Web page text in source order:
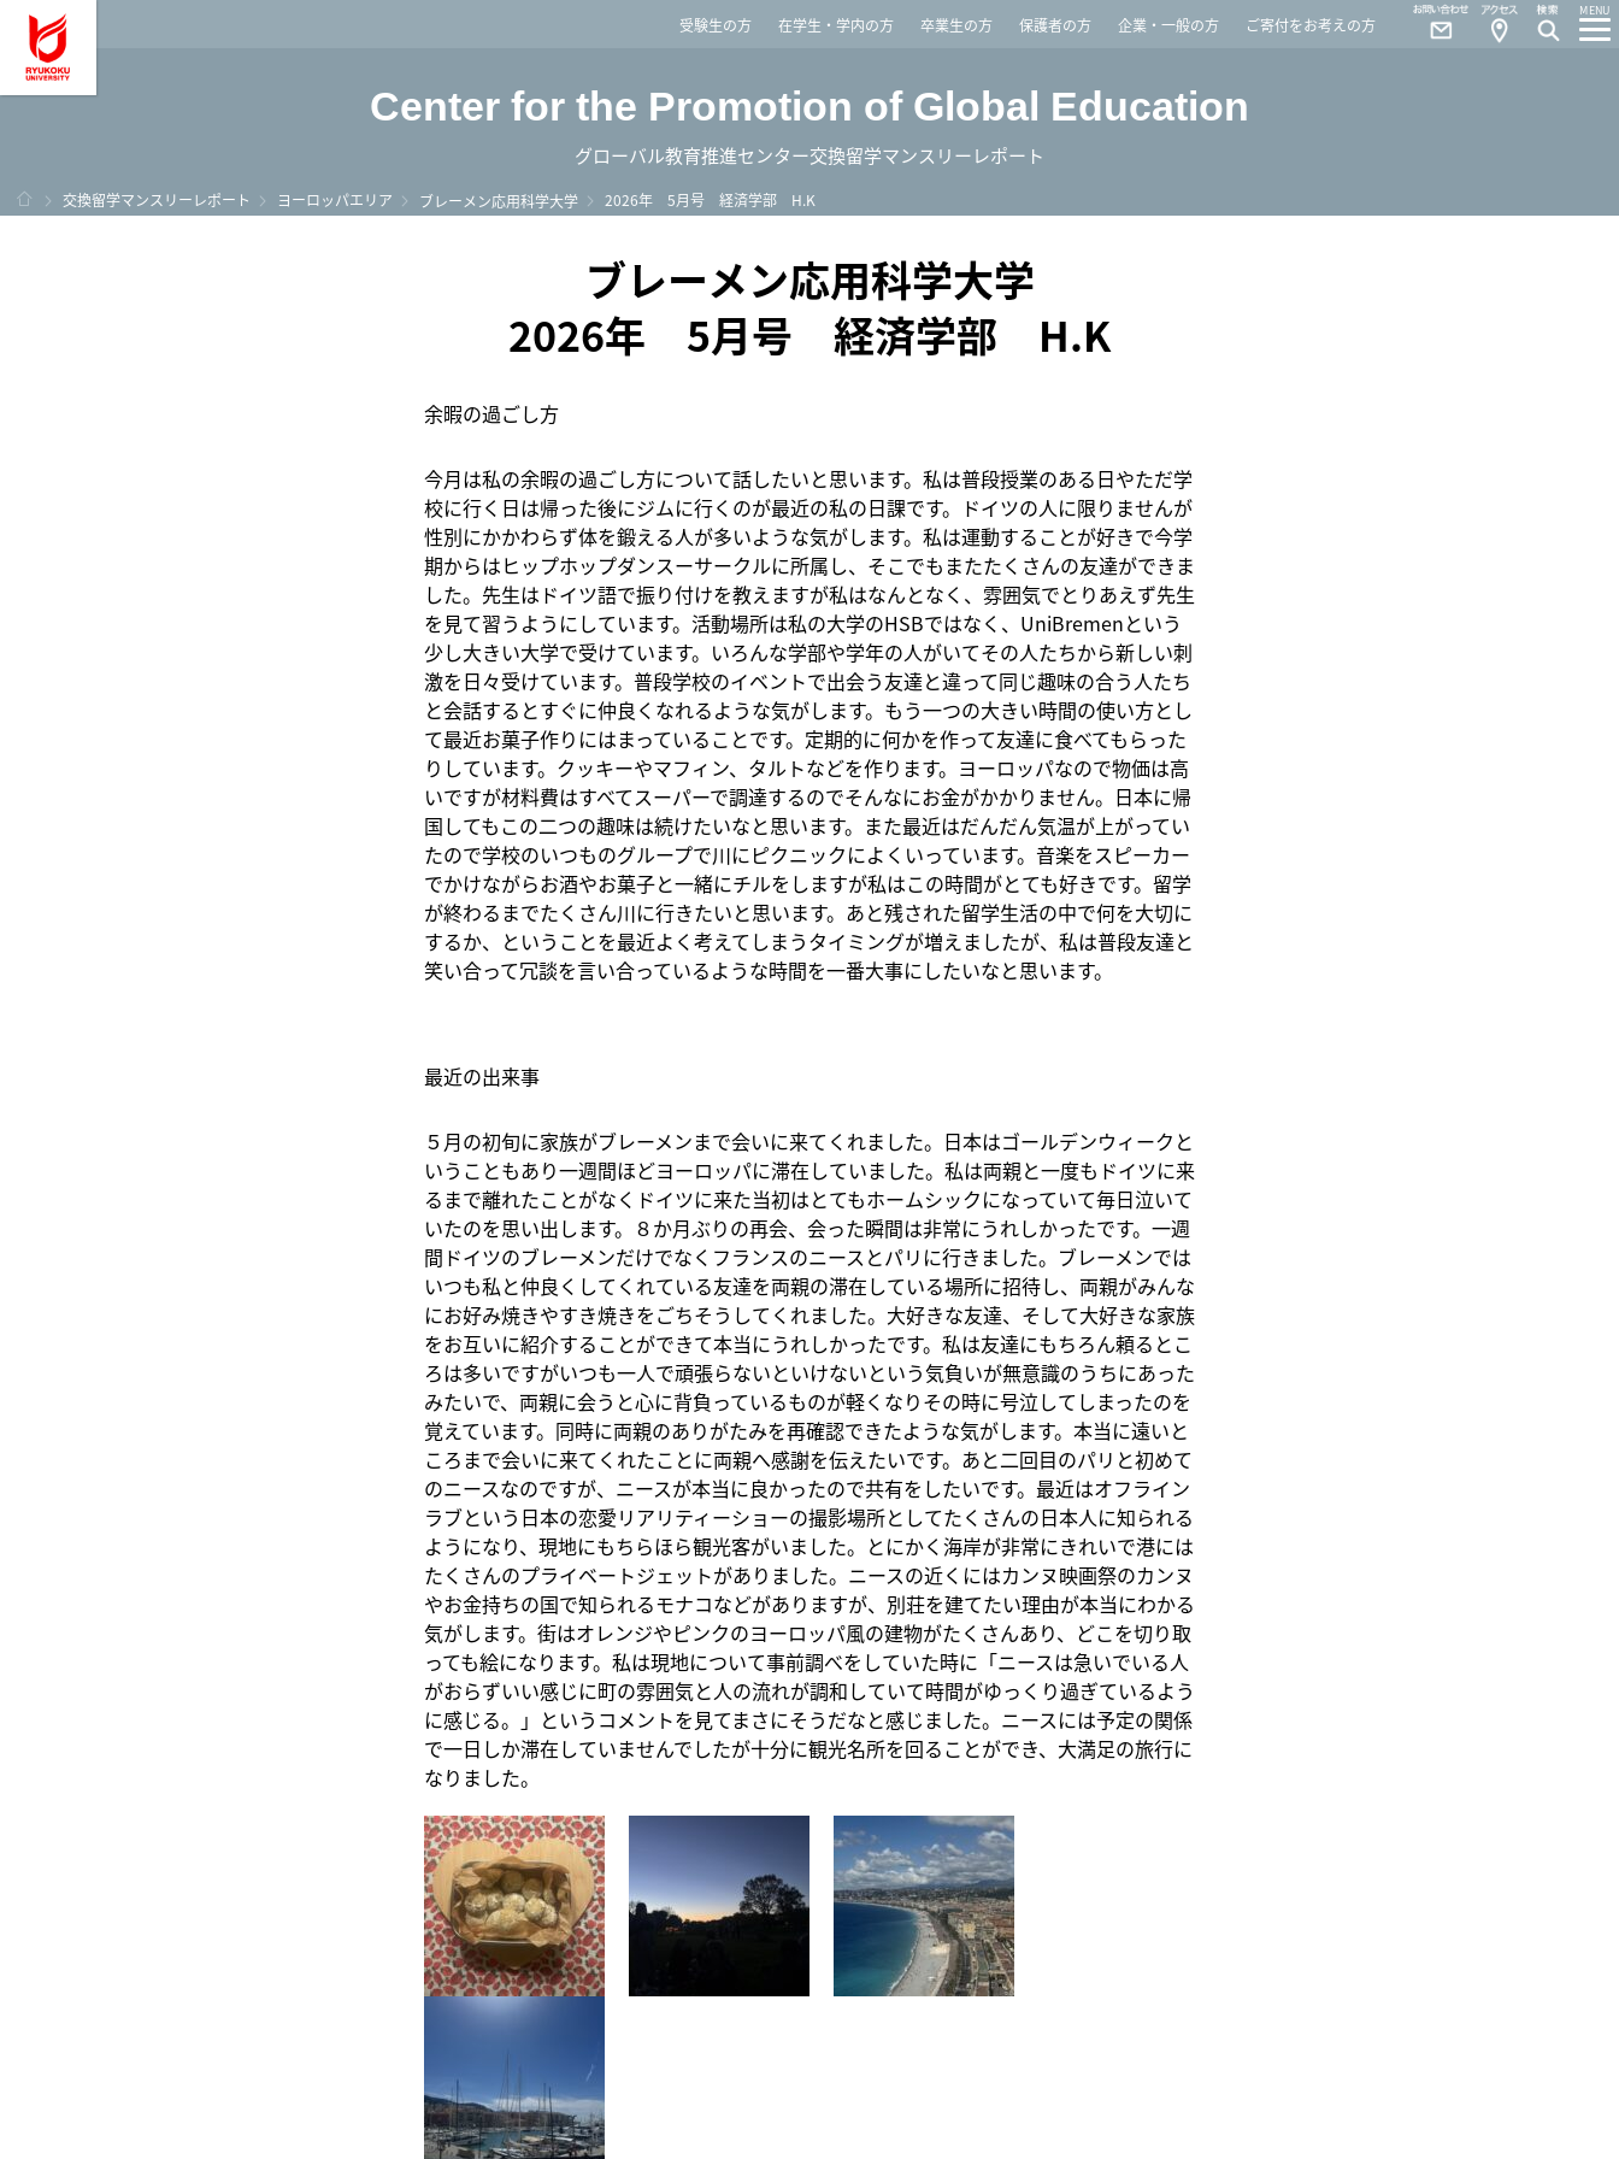
龍谷大学 You, Unlimited受験生の方 在学生・学内の方 卒業生の方 保護者の方 企業・一般の方 ご寄付をお考えの方
MENU
Access
Contact
Center for the Promotion of Global Education
グローバル教育推進センター交換留学マンスリーレポート
ホーム
交換留学マンスリーレポート ヨーロッパエリア ブレーメン応用科学大学 2026年 5月号 経済学部 H.K
ブレーメン応用科学大学
2026年 5月号 経済学部 H.K
余暇の過ごし方
今月は私の余暇の過ごし方について話したいと思います。私は普段授業のある日やただ学
校に行く日は帰った後にジムに行くのが最近の私の日課です。ドイツの人に限りませんが
性別にかかわらず体を鍛える人が多いような気がします。私は運動することが好きで今学
期からはヒップホップダンスーサークルに所属し、そこでもまたたくさんの友達ができま
した。先生はドイツ語で振り付けを教えますが私はなんとなく、雰囲気でとりあえず先生
を見て習うようにしています。活動場所は私の大学のHSBではなく、UniBremenという
少し大きい大学で受けています。いろんな学部や学年の人がいてその人たちから新しい刺
激を日々受けています。普段学校のイベントで出会う友達と違って同じ趣味の合う人たち
と会話するとすぐに仲良くなれるような気がします。もう一つの大きい時間の使い方とし
て最近お菓子作りにはまっていることです。定期的に何かを作って友達に食べてもらった
りしています。クッキーやマフィン、タルトなどを作ります。ヨーロッパなので物価は高
いですが材料費はすべてスーパーで調達するのでそんなにお金がかかりません。日本に帰
国してもこの二つの趣味は続けたいなと思います。また最近はだんだん気温が上がってい
たので学校のいつものグループで川にピクニックによくいっています。音楽をスピーカー
でかけながらお酒やお菓子と一緒にチルをしますが私はこの時間がとても好きです。留学
が終わるまでたくさん川に行きたいと思います。あと残された留学生活の中で何を大切に
するか、ということを最近よく考えてしまうタイミングが増えましたが、私は普段友達と
笑い合って冗談を言い合っているような時間を一番大事にしたいなと思います。
最近の出来事
５月の初旬に家族がブレーメンまで会いに来てくれました。日本はゴールデンウィークと
いうこともあり一週間ほどヨーロッパに滞在していました。私は両親と一度もドイツに来
るまで離れたことがなくドイツに来た当初はとてもホームシックになっていて毎日泣いて
いたのを思い出します。８か月ぶりの再会、会った瞬間は非常にうれしかったです。一週
間ドイツのブレーメンだけでなくフランスのニースとパリに行きました。ブレーメンでは
いつも私と仲良くしてくれている友達を両親の滞在している場所に招待し、両親がみんな
にお好み焼きやすき焼きをごちそうしてくれました。大好きな友達、そして大好きな家族
をお互いに紹介することができて本当にうれしかったです。私は友達にもちろん頼るとこ
ろは多いですがいつも一人で頑張らないといけないという気負いが無意識のうちにあった
みたいで、両親に会うと心に背負っているものが軽くなりその時に号泣してしまったのを
覚えています。同時に両親のありがたみを再確認できたような気がします。本当に遠いと
ころまで会いに来てくれたことに両親へ感謝を伝えたいです。あと二回目のパリと初めて
のニースなのですが、ニースが本当に良かったので共有をしたいです。最近はオフライン
ラブという日本の恋愛リアリティーショーの撮影場所としてたくさんの日本人に知られる
ようになり、現地にもちらほら観光客がいました。とにかく海岸が非常にきれいで港には
たくさんのプライベートジェットがありました。ニースの近くにはカンヌ映画祭のカンヌ
やお金持ちの国で知られるモナコなどがありますが、別荘を建てたい理由が本当にわかる
気がします。街はオレンジやピンクのヨーロッパ風の建物がたくさんあり、どこを切り取
っても絵になります。私は現地について事前調べをしていた時に「ニースは急いでいる人
がおらずいい感じに町の雰囲気と人の流れが調和していて時間がゆっくり過ぎているよう
に感じる。」というコメントを見てまさにそうだなと感じました。ニースには予定の関係
で一日しか滞在していませんでしたが十分に観光名所を回ることができ、大満足の旅行に
なりました。